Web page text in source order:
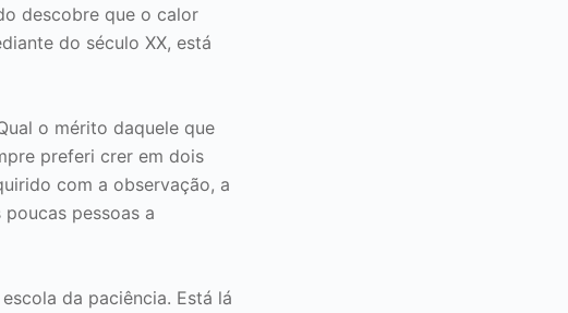
descobre que o calor
do século XX, está
o mérito daquele que
preferi crer em dois
com a observação, a
pessoas a
da paciência. Está lá